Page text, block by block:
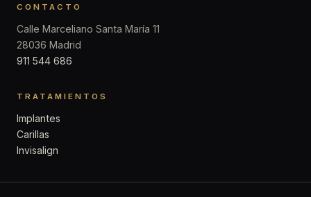
CONTACTO
Calle Marceliano Santa María 11
28036 Madrid
911 544 686
TRATAMIENTOS
Implantes
Carillas
Invisalign